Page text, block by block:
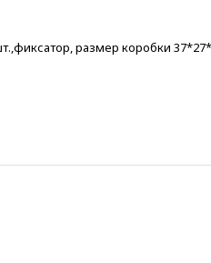
размер коробки